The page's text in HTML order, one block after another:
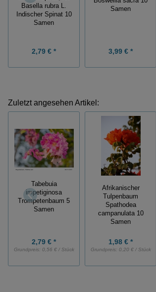
Basella rubra L.
Indischer Spinat 10
Samen
2,79 € *
Samen
3,99 € *
Zuletzt angesehen Artikel:
Tabebuia
impetiginosa
Trompetenbaum 5
Samen
2,79 € *
Grundpreis: 0,56 € / Stück
Afrikanischer
Tulpenbaum
Spathodea
campanulata 10
Samen
1,98 € *
Grundpreis: 0,20 € / Stück